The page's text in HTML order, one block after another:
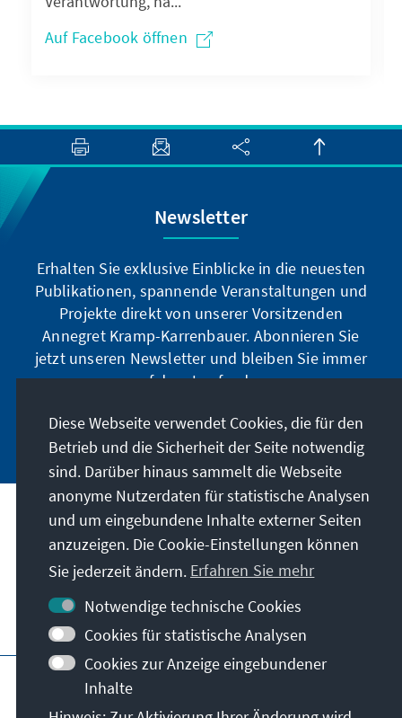
Auf Facebook öffnen
Newsletter
Erhalten Sie exklusive Einblicke in die neuesten
Publikationen, spannende Veranstaltungen und
Projekte direkt von unserer Vorsitzenden
Annegret Kramp-Karrenbauer. Abonnieren Sie
jetzt unseren Newsletter und bleiben Sie immer
auf dem Laufenden.
Jetzt abonnieren
Unser Auftrag
Kontakt
Weitere Angebote der Stiftung
Impressum
Datenschutz
Nutzungsbedingungen
Diese Webseite verwendet Cookies, die für den
Betrieb und die Sicherheit der Seite notwendig
sind. Darüber hinaus sammelt die Webseite
anonyme Nutzerdaten für statistische Analysen
und um eingebundene Inhalte externer Seiten
anzuzeigen. Die Cookie-Einstellungen können
Sie jederzeit ändern. Erfahren Sie mehr
Notwendige technische Cookies
Cookies für statistische Analysen
Cookies zur Anzeige eingebundener
Inhalte